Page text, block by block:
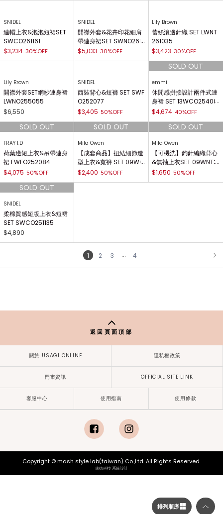
$4,830
$3,234
$3,990
SNIDEL HOME
鏤空蕾絲長褲 SHCP2610
$1,904 20%OFF
SNIDEL HOME
鏤空蕾絲背心 SHCT261
$1,824
Lily Brown
垂褶荷葉邊上衣&短褲SE
T LWFO261121
$4,767
SNIDEL
連帽上衣&泡泡短裙SET
SWCO261161
$3,234
SNIDEL
開襟外套&花卉印花細肩
帶連身裙SET SWNO261
$5,033 30%OFF
Lily Brown
蕾絲滾邊針織 SET LWNT
261035
$3,423
30%OFF
Lily Brown
開襟外套SET網紗連身裙
LWNO255055
$6,550
SNIDEL
西裝背心&短褲 SET SWF
emmi
休閒感拼接設計兩件式連
FRAY I.D
荷葉邊短上衣&吊帶連身
【成套商品】扭結細節造
型上衣&寬褲 SET 09WC
O252216
$2,400
【可機洗】鉤針編織背心
SET SWCO251135
1 2 3
4
排列順序
返回頁面頂部
使用指南